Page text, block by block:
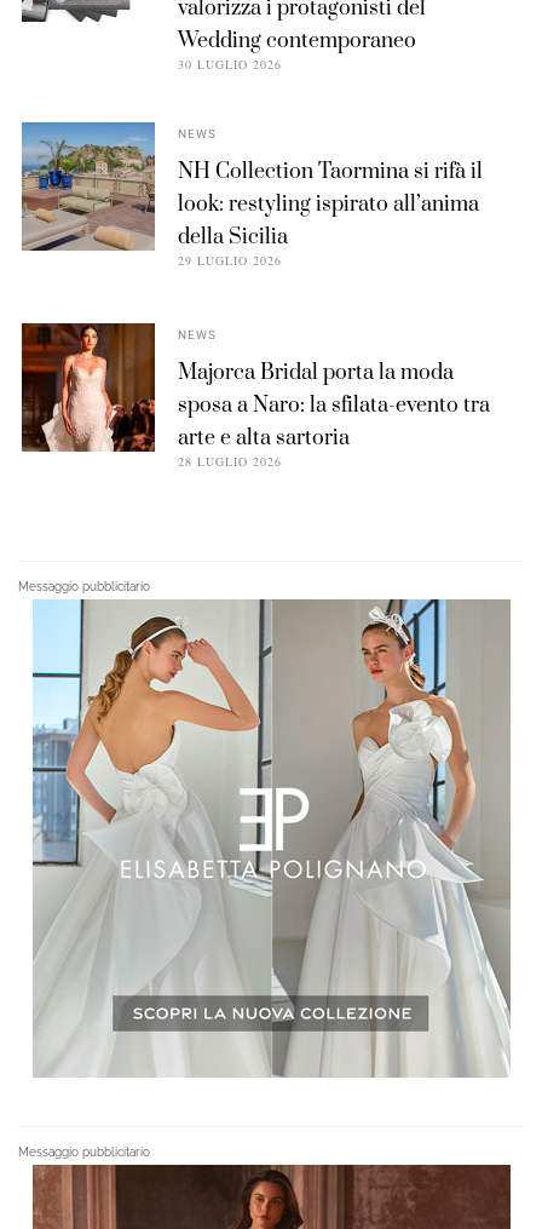
valorizza i protagonisti del
Wedding contemporaneo
30 LUGLIO 2026
NEWS
NH Collection Taormina si rifà il
look: restyling ispirato all’anima
della Sicilia
29 LUGLIO 2026
NEWS
Majorca Bridal porta la moda
sposa a Naro: la sfilata-evento tra
arte e alta sartoria
28 LUGLIO 2026
Messaggio pubblicitario
Messaggio pubblicitario